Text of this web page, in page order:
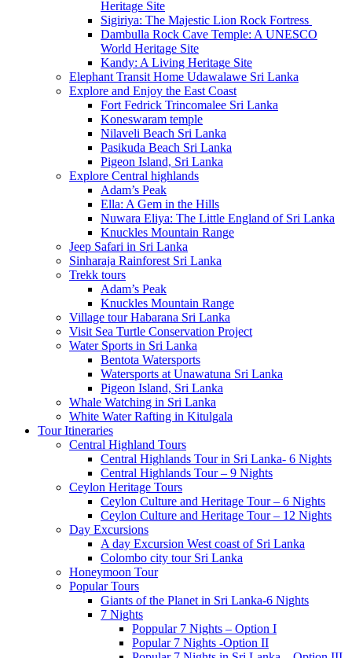
Heritage Site
Sigiriya: The Majestic Lion Rock Fortress
Dambulla Rock Cave Temple: A UNESCO
World Heritage Site
Kandy: A Living Heritage Site
Elephant Transit Home Udawalawe Sri Lanka
Explore and Enjoy the East Coast
Fort Fedrick Trincomalee Sri Lanka
Koneswaram temple
Nilaveli Beach Sri Lanka
Pasikuda Beach Sri Lanka
Pigeon Island, Sri Lanka
Explore Central highlands
Adam’s Peak
Ella: A Gem in the Hills
Nuwara Eliya: The Little England of Sri Lanka
Knuckles Mountain Range
Jeep Safari in Sri Lanka
Sinharaja Rainforest Sri Lanka
Trekk tours
Adam’s Peak
Knuckles Mountain Range
Village tour Habarana Sri Lanka
Visit Sea Turtle Conservation Project
Water Sports in Sri Lanka
Bentota Watersports
Watersports at Unawatuna Sri Lanka
Pigeon Island, Sri Lanka
Whale Watching in Sri Lanka
White Water Rafting in Kitulgala
Tour Itineraries
Central Highland Tours
Central Highlands Tour in Sri Lanka- 6 Nights
Central Highlands Tour – 9 Nights
Ceylon Heritage Tours
Ceylon Culture and Heritage Tour – 6 Nights
Ceylon Culture and Heritage Tour – 12 Nights
Day Excursions
A day Excursion West coast of Sri Lanka
Colombo city tour Sri Lanka
Honeymoon Tour
Popular Tours
Giants of the Planet in Sri Lanka-6 Nights
7 Nights
Poppular 7 Nights – Option I
Popular 7 Nights -Option II